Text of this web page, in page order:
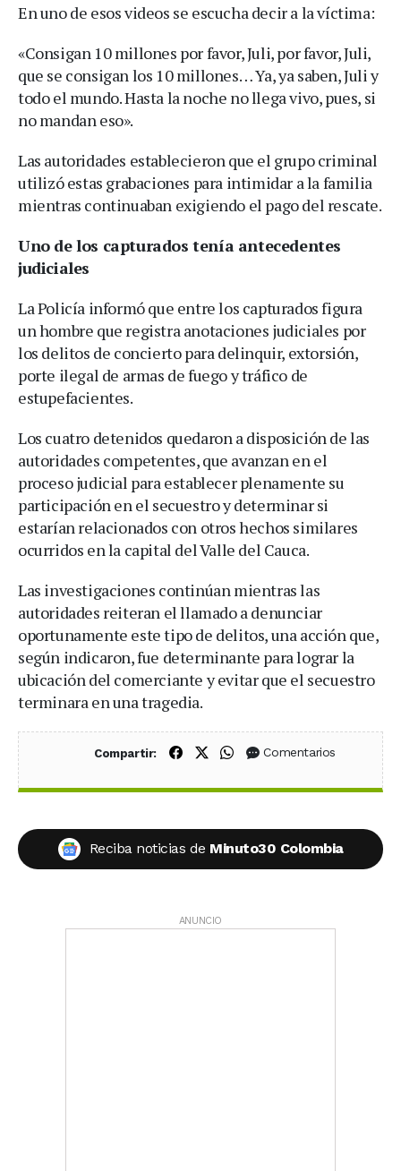
En uno de esos videos se escucha decir a la víctima:
«Consigan 10 millones por favor, Juli, por favor, Juli,
que se consigan los 10 millones… Ya, ya saben, Juli y
todo el mundo. Hasta la noche no llega vivo, pues, si
no mandan eso».
Las autoridades establecieron que el grupo criminal
utilizó estas grabaciones para intimidar a la familia
mientras continuaban exigiendo el pago del rescate.
Uno de los capturados tenía antecedentes
judiciales
La Policía informó que entre los capturados figura
un hombre que registra anotaciones judiciales por
los delitos de concierto para delinquir, extorsión,
porte ilegal de armas de fuego y tráfico de
estupefacientes.
Los cuatro detenidos quedaron a disposición de las
autoridades competentes, que avanzan en el
proceso judicial para establecer plenamente su
participación en el secuestro y determinar si
estarían relacionados con otros hechos similares
ocurridos en la capital del Valle del Cauca.
Las investigaciones continúan mientras las
autoridades reiteran el llamado a denunciar
oportunamente este tipo de delitos, una acción que,
según indicaron, fue determinante para lograr la
ubicación del comerciante y evitar que el secuestro
terminara en una tragedia.
Compartir: Compartir en Facebook
Compartir en X (Twitter)
Compartir en WhatsApp
Comentarios
Reciba noticias de Minuto30 Colombia
ANUNCIO